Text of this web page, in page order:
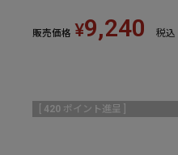
販売価格 ¥9,240 税込
420 ポイント進呈 ]